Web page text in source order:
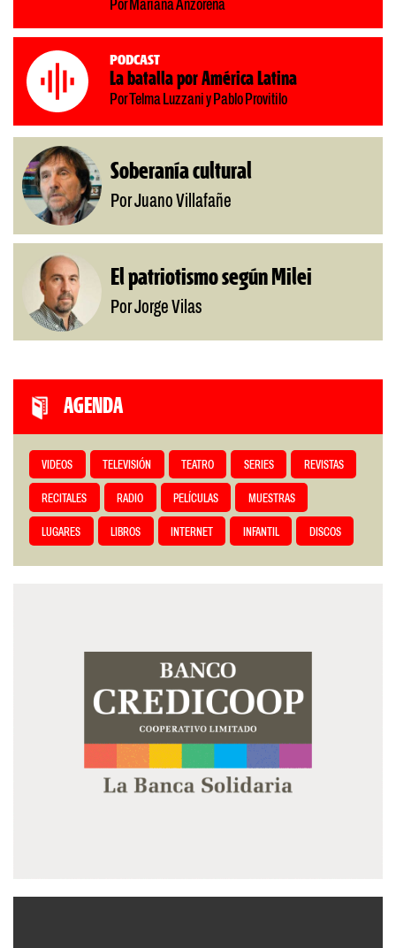
Por Mariana Anzorena
Podcast
La batalla por América Latina
Por Telma Luzzani y Pablo Provitilo
Soberanía cultural
Por Juano Villafañe
El patriotismo según Milei
Por Jorge Vilas
AGENDA
VIDEOS TELEVISIÓN TEATRO SERIES REVISTAS
RECITALES RADIO PELÍCULAS MUESTRAS
LUGARES LIBROS INTERNET INFANTIL DISCOS